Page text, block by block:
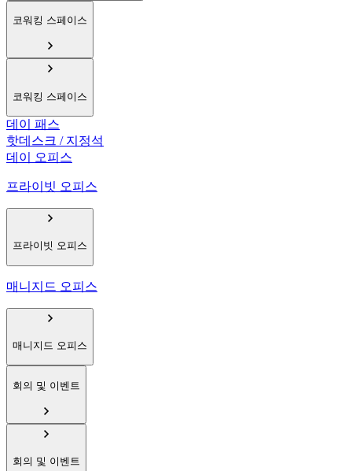
코워킹 스페이스
코워킹 스페이스
데이 패스
핫데스크 / 지정석
데이 오피스
프라이빗 오피스
프라이빗 오피스
매니지드 오피스
매니지드 오피스
회의 및 이벤트
회의 및 이벤트